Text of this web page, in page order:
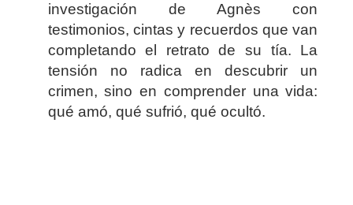
investigación de Agnès con
testimonios, cintas y recuerdos que van
completando el retrato de su tía. La
tensión no radica en descubrir un
crimen, sino en comprender una vida:
qué amó, qué sufrió, qué ocultó.